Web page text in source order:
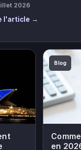
2026
l'article →
Blog
en